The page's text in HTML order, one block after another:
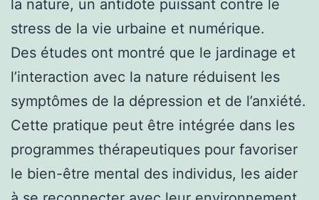
la nature, un antidote puissant contre le
stress de la vie urbaine et numérique.
Des études ont montré que le jardinage et
l’interaction avec la nature réduisent les
symptômes de la dépression et de l’anxiété.
Cette pratique peut être intégrée dans les
programmes thérapeutiques pour favoriser
le bien-être mental des individus, les aider